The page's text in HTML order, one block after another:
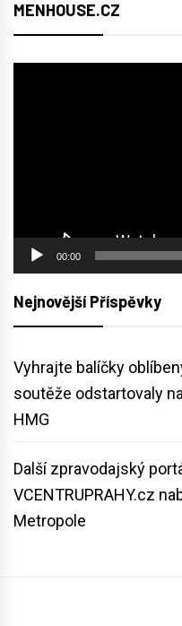
MENHOUSE.CZ
00:00
Nejnovější Příspěvky
Vyhrajte balíčky
soutěže odstartovaly
HMG
Další zpravodajský
VCENTRUPRAHY.cz
Metropole